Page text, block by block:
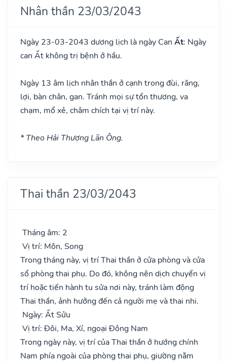
Nhân thần 23/03/2043
Ngày 23-03-2043 dương lịch là ngày Can Ất: Ngày
can Ất không trị bệnh ở hầu.
Ngày 13 âm lịch nhân thần ở cạnh trong đùi, răng,
lợi, bàn chân, gan. Tránh mọi sự tổn thương, va
chạm, mổ xẻ, châm chích tại vị trí này.
* Theo Hải Thượng Lãn Ông.
Thai thần 23/03/2043
Tháng âm: 2
Vị trí: Môn, Song
Trong tháng này, vị trí Thai thần ở cửa phòng và cửa
sổ phòng thai phụ. Do đó, không nên dịch chuyển vị
trí hoặc tiến hành tu sửa nơi này, tránh làm động
Thai thần, ảnh hưởng đến cả người mẹ và thai nhi.
Ngày: Ất Sửu
Vị trí: Đôi, Ma, Xí, ngoại Đông Nam
Trong ngày này, vị trí của Thai thần ở hướng chính
Nam phía ngoài của phòng thai phụ, giường nằm